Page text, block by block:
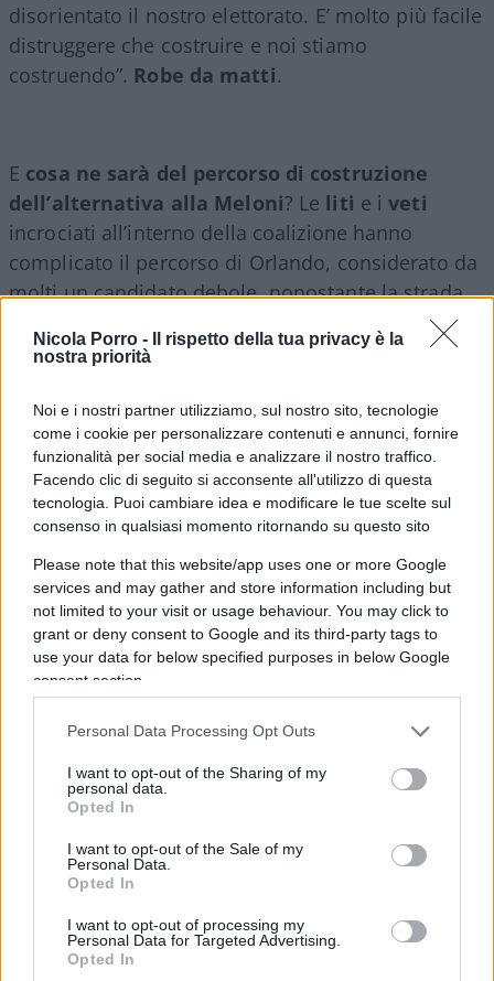
Nicola Porro -
Il rispetto della tua privacy è la
nostra priorità
Noi e i nostri partner utilizziamo, sul nostro sito, tecnologie
come i cookie per personalizzare contenuti e annunci, fornire
funzionalità per social media e analizzare il nostro traffico.
Facendo clic di seguito si acconsente all'utilizzo di questa
tecnologia. Puoi cambiare idea e modificare le tue scelte sul
consenso in qualsiasi momento ritornando su questo sito
Please note that this website/app uses one or more Google
services and may gather and store information including but
not limited to your visit or usage behaviour. You may click to
grant or deny consent to Google and its third-party tags to
use your data for below specified purposes in below Google
consent section.
Personal Data Processing Opt Outs
I want to opt-out of the Sharing of my
personal data.
Opted In
I want to opt-out of the Sale of my
Personal Data.
Opted In
I want to opt-out of processing my
Personal Data for Targeted Advertising.
Opted In
disorientato il nostro elettorato. E’ molto più facile
distruggere che costruire e noi stiamo
costruendo”. Robe da matti.
E cosa ne sarà del percorso di costruzione
dell’alternativa alla Meloni? Le liti e iveti
incrociati all’interno della coalizione hanno
complicato il percorso di Orlando, considerato da
molti un candidato debole, nonostante la strada
in discesa. Il Pd balla da solo, questo è chiaro a
tutti. Ma questo non significa che laSchlein
non
i diktat di Conte, estromettendo Renzi dall’alleanza
e forse quei voti che avrebbero potuto fare la
differenza. “Noi abbiamo fatto la nostra parte, il
tema riguarda gli alleati” il commento amaro di
Dario Nardella. L’area riformista dem chiederà
delucidazioni alla segretaria: l’asse è troppo
spostato a sinistra, manca la proposta centrista.
Con solo Fratoianni e Bonelli non si va da nessuna
parte.
Elezioni Liguria, risultato inatteso: ha vinto
Marco Bucci
Regionali Liguria, il tracollo del M5s condanna
Orlando. I dati dei partiti
crollodel M5s sta nei numeri. I pentastellati